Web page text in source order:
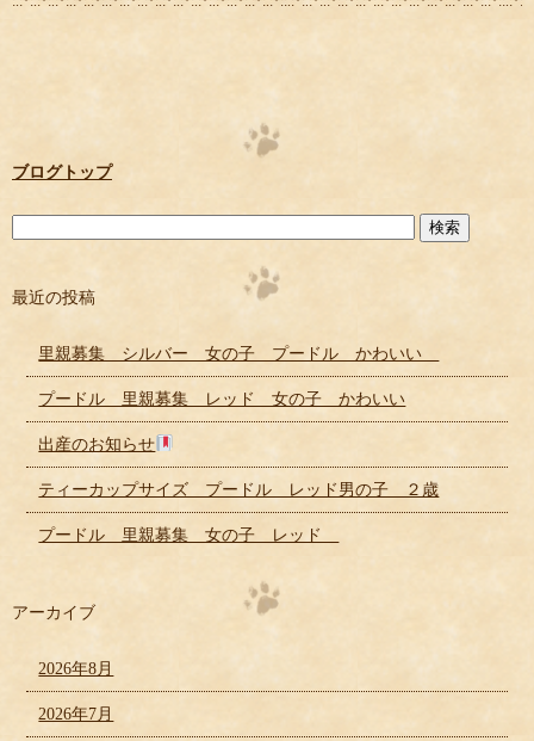
ブログトップ
最近の投稿
里親募集 シルバー 女の子 プードル かわいい
プードル 里親募集 レッド 女の子 かわいい
出産のお知らせ
ティーカップサイズ プードル レッド男の子 ２歳
プードル 里親募集 女の子 レッド
アーカイブ
2026年8月
2026年7月